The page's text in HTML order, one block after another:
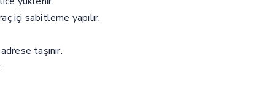
içi sabitleme yapılır.
taşınır.